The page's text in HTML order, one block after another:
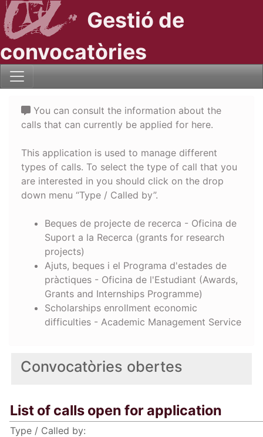
Gestió de
convocatòries
Convocatòries obertes
List of calls open for application
Type / Called by:
You can consult the information about the
calls that can currently be applied for here.
This application is used to manage different
types of calls. To select the type of call that you
are interested in you should click on the drop
down menu “Type / Called by”.
Beques de projecte de recerca - Oficina de
Suport a la Recerca (grants for research
projects)
Ajuts, beques i el Programa d'estades de
pràctiques - Oficina de l'Estudiant (Awards,
Grants and Internships Programme)
Scholarships enrollment economic
difficulties - Academic Management Service